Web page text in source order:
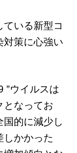
いる新型コ
対策に心強い
”ウイルスは
となってお
国的に減少し
しかかった